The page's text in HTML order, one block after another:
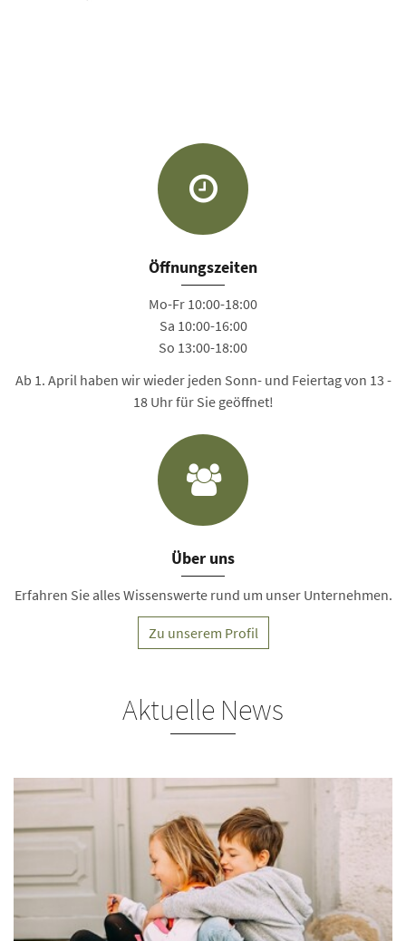
Öffnungszeiten
Mo-Fr 10:00-18:00
Sa 10:00-16:00
So 13:00-18:00
Ab 1. April haben wir wieder jeden Sonn- und Feiertag von 13 -
18 Uhr für Sie geöffnet!
Über uns
Erfahren Sie alles Wissenswerte rund um unser Unternehmen.
Zu unserem Profil
Aktuelle News